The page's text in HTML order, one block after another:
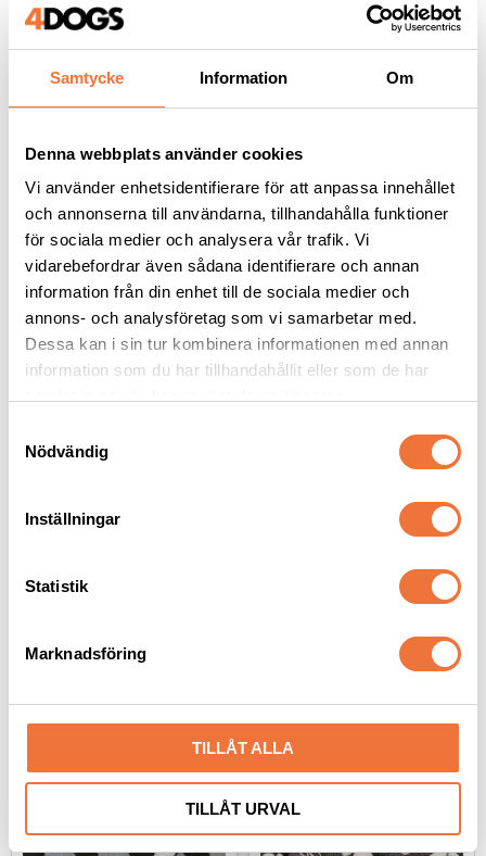
Samtycke Information Om
Denna webbplats använder cookies
Vi använder enhetsidentifierare för att anpassa innehållet
och annonserna till användarna, tillhandahålla funktioner
för sociala medier och analysera vår trafik. Vi
vidarebefordrar även sådana identifierare och annan
information från din enhet till de sociala medier och
annons- och analysföretag som vi samarbetar med.
Dessa kan i sin tur kombinera informationen med annan
information som du har tillhandahållit eller som de har
Nödvändig
Inställningar
Statistik
Marknadsföring
TILLÅT ALLA
TILLÅT URVAL
Andra köpte även
med knythandtag 50-
pack - Blå
29kr
Torkat hundgodis utan tillsatser, ursprung EU
Senaste besökta produkter